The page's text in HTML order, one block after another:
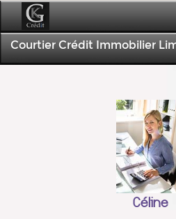
Courtier Crédit Immobilier
Céline